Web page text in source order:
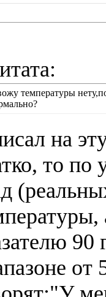
температуры
на
то по
90
от